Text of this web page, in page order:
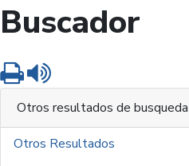
Buscador
Imprimir
Otros resultados de busqueda
Otros Resultados